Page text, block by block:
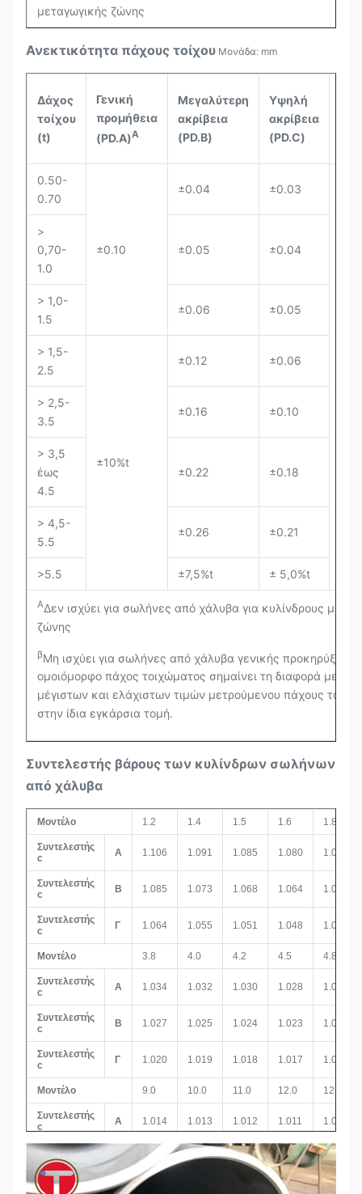
μεταγωγικής ζώνης
Ανεκτικότητα πάχους τοίχου Μονάδα: mm
Δάχος
τοίχου
(t)
Γενική
προμήθεια
(PD.A)Α
Μεγαλύτερη
ακρίβεια
(PD.B)
Υψηλή
ακρίβεια
(PD.C)
0.50-
0.70
±0.10
±0.04 ±0.03
>
0,70-
1.0
±0.05 ±0.04
> 1,0-
1.5
±0.06 ±0.05
> 1,5-
2.5
±10%t
±0.12 ±0.06
> 2,5-
3.5
±0.16 ±0.10
> 3,5
έως
4.5
±0.22 ±0.18
> 4,5-
5.5
±0.26 ±0.21
>5.5 ±7,5%t ± 5,0%t
ΑΔεν ισχύει για σωλήνες από χάλυβα για κυλίνδρους
ζώνης
βΜη ισχύει για σωλήνες από χάλυβα γενικής
ομοιόμορφο πάχος τοιχώματος σημαίνει τη διαφορά
μέγιστων και ελάχιστων τιμών μετρούμενου πάχους
στην ίδια εγκάρσια τομή.
Συντελεστής βάρους των κυλίνδρων σωλήνων
από χάλυβα
Μοντέλο 1.2 1.4 1.5 1.6 1.8
Συντελεστής
c
Α 1.106 1.091 1.085 1.080 1.071
Συντελεστής
c
Β 1.085 1.073 1.068 1.064 1.057
Συντελεστής
c
Γ 1.064 1.055 1.051 1.048 1.042
Μοντέλο 3.8 4.0 4.2 4.5 4.8
Συντελεστής
c
Α 1.034 1.032 1.030 1.028 1.027
Συντελεστής
c
Β 1.027 1.025 1.024 1.023 1.021
Συντελεστής
c
Γ 1.020 1.019 1.018 1.017 1.016
Μοντέλο 9.0 10.0 11.0 12.0 12.7
Συντελεστής
c
Α 1.014 1.013 1.012 1.011 1.010
Συντελεστής
c
Β 1.011 1.010 1.009 1.008 1.008
Συντελεστής